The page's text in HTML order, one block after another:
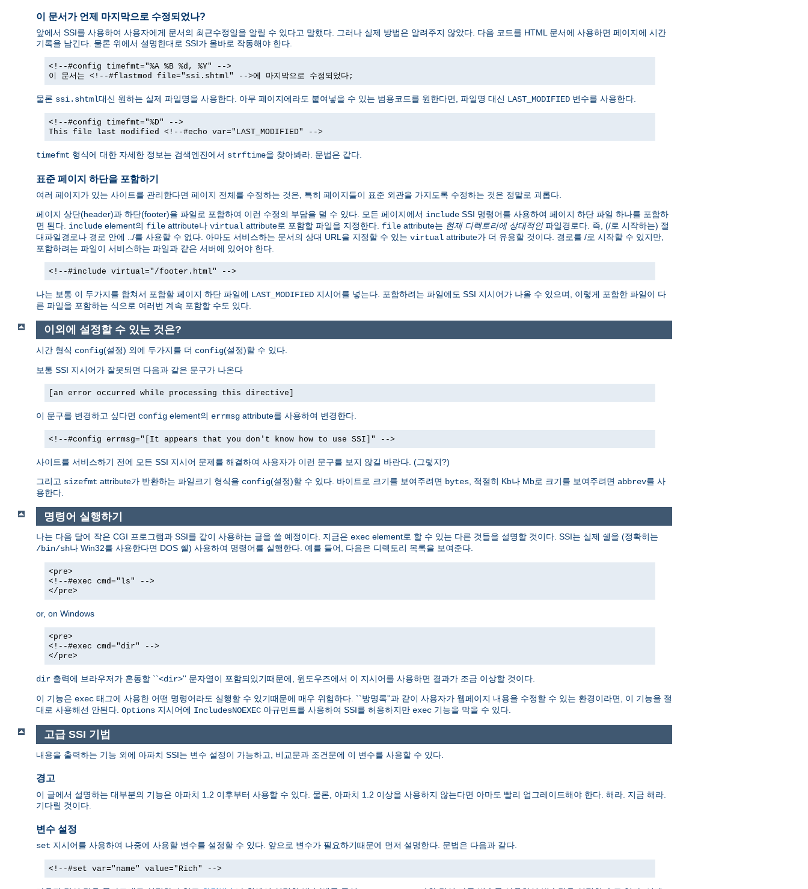
이 문서가 언제 마지막으로 수정되었나?
앞에서 SSI를 사용하여 사용자에게 문서의 최근수정일을 알릴 수 있다고 말했다. 그러나 실제 방법은 알려주지 않았다. 다음 코드를 HTML 문서에 사용하면 페이지에 시간
기록을 남긴다. 물론 위에서 설명한대로 SSI가 올바로 작동해야 한다.
<!--#config timefmt="%A %B %d, %Y" -->
이 문서는 <!--#flastmod file="ssi.shtml" -->에 마지막으로 수정되었다;
물론 ssi.shtml대신 원하는 실제 파일명을 사용한다. 아무 페이지에라도 붙여넣을 수 있는 범용코드를 원한다면, 파일명 대신 LAST_MODIFIED 변수를 사용한다.
<!--#config timefmt="%D" -->
This file last modified <!--#echo var="LAST_MODIFIED" -->
timefmt 형식에 대한 자세한 정보는 검색엔진에서 strftime을 찾아봐라. 문법은 같다.
표준 페이지 하단을 포함하기
여러 페이지가 있는 사이트를 관리한다면 페이지 전체를 수정하는 것은, 특히 페이지들이 표준 외관을 가지도록 수정하는 것은 정말로 괴롭다.
페이지 상단(header)과 하단(footer)을 파일로 포함하여 이런 수정의 부담을 덜 수 있다. 모든 페이지에서 include SSI 명령어를 사용하여 페이지 하단 파일 하나를 포함하
면 된다. include element의 file attribute나 virtual attribute로 포함할 파일을 지정한다. file attribute는 현재 디렉토리에 상대적인파일경로다. 즉, (/로 시작하는) 절
대파일경로나 경로 안에 ../를 사용할 수 없다. 아마도 서비스하는 문서의 상대 URL을 지정할 수 있는 virtual attribute가 더 유용할 것이다. 경로를 /로 시작할 수 있지만,
포함하려는 파일이 서비스하는 파일과 같은 서버에 있어야 한다.
<!--#include virtual="/footer.html" -->
나는 보통 이 두가지를 합쳐서 포함할 페이지 하단 파일에 LAST_MODIFIED 지시어를 넣는다. 포함하려는 파일에도 SSI 지시어가 나올 수 있으며, 이렇게 포함한 파일이 다
른 파일을 포함하는 식으로 여러번 계속 포함할 수도 있다.
이외에 설정할 수 있는 것은?
시간 형식 config(설정) 외에 두가지를 더 config(설정)할 수 있다.
보통 SSI 지시어가 잘못되면 다음과 같은 문구가 나온다
[an error occurred while processing this directive]
이 문구를 변경하고 싶다면 config element의 errmsg attribute를 사용하여 변경한다.
<!--#config errmsg="[It appears that you don't know how to use SSI]" -->
사이트를 서비스하기 전에 모든 SSI 지시어 문제를 해결하여 사용자가 이런 문구를 보지 않길 바란다. (그렇지?)
그리고 sizefmt attribute가 반환하는 파일크기 형식을 config(설정)할 수 있다. 바이트로 크기를 보여주려면 bytes , 적절히 Kb나 Mb로 크기를 보여주려면 abbrev를 사
용한다.
명령어 실행하기
나는 다음 달에 작은 CGI 프로그램과 SSI를 같이 사용하는 글을 쓸 예정이다. 지금은 exec element로 할 수 있는 다른 것들을 설명할 것이다. SSI는 실제 쉘을 (정확히는
/bin/sh나 Win32를 사용한다면 DOS 쉘) 사용하여 명령어를 실행한다. 예를 들어, 다음은 디렉토리 목록을 보여준다.
<pre>
<!--#exec cmd="ls" -->
</pre>
or, on Windows
<pre>
<!--#exec cmd="dir" -->
</pre>
dir 출력에 브라우저가 혼동할 ``<dir>'' 문자열이 포함되있기때문에, 윈도우즈에서 이 지시어를 사용하면 결과가 조금 이상할 것이다.
이 기능은 exec 태그에 사용한 어떤 명령어라도 실행할 수 있기때문에 매우 위험하다. ``방명록''과 같이 사용자가 웹페이지 내용을 수정할 수 있는 환경이라면, 이 기능을 절
대로 사용해선 안된다. Options 지시어에 IncludesNOEXEC 아규먼트를 사용하여 SSI를 허용하지만 exec 기능을 막을 수 있다.
고급 SSI 기법
내용을 출력하는 기능 외에 아파치 SSI는 변수 설정이 가능하고, 비교문과 조건문에 이 변수를 사용할 수 있다.
경고
이 글에서 설명하는 대부분의 기능은 아파치 1.2 이후부터 사용할 수 있다. 물론, 아파치 1.2 이상을 사용하지 않는다면 아마도 빨리 업그레이드해야 한다. 해라. 지금 해라.
기다릴 것이다.
변수 설정
set 지시어를 사용하여 나중에 사용할 변수를 설정할 수 있다. 앞으로 변수가 필요하기때문에 먼저 설명한다. 문법은 다음과 같다.
<!--#set var="name" value="Rich" -->